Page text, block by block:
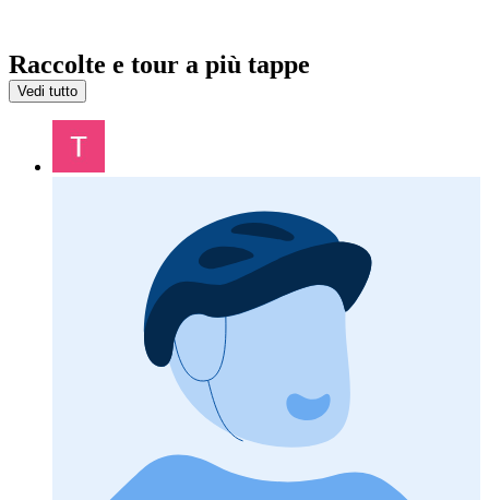
Raccolte e tour a più tappe
Vedi tutto